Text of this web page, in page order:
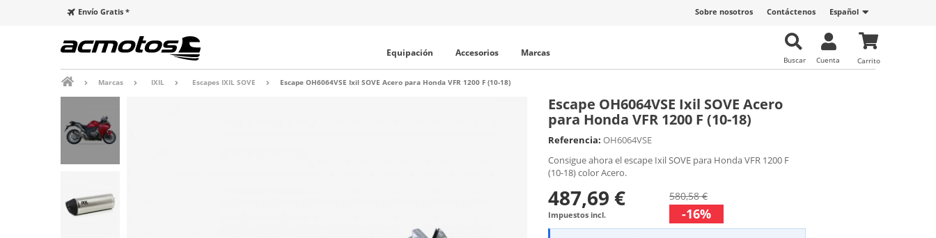
Español
Contáctenos
Sobre nosotros
Envío Gratis *
Carrito
Cuenta
Buscar
Equipación Accesorios Marcas
Marcas IXIL Escapes IXIL SOVE Escape OH6064VSE Ixil SOVE Acero para Honda VFR 1200 F (10-18)
Escape OH6064VSE Ixil SOVE Acero
para Honda VFR 1200 F (10-18)
Referencia: OH6064VSE
Consigue ahora el escape Ixil SOVE para Honda VFR 1200 F
(10-18) color Acero.
487,69 €
Impuestos incl.
580,58 €
-16%